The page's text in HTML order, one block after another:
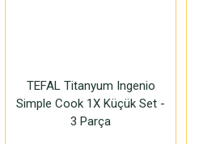
TEFAL Titanyum Ingenio
Simple Cook 1X Küçük Set -
3 Parça